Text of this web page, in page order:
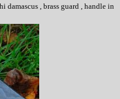
damascus , brass guard , handle in